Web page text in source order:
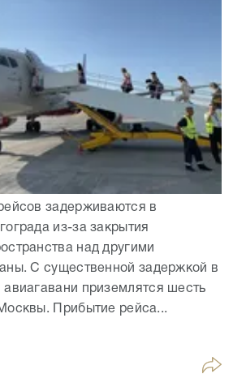
задерживаются в
из-за закрытия
над другими
С существенной задержкой в
авиагавани приземлятся шесть
Прибытие рейса...